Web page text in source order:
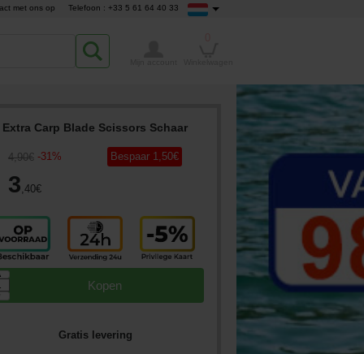
met ons op Telefoon : +33 5 61 64 40 33
Extra Carp Blade Scissors Schaar
4,90€ -31%
3,40€
Bespaar 1,50€
Kopen
Gratis levering